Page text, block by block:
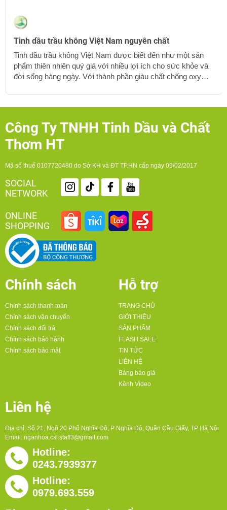
Tinh dầu trầu không Việt Nam nguyên chất
Tinh dầu trầu không Việt Nam được biết đến như một sản
phẩm thiên nhiên quý giá với nhiều lợi ích cho sức khỏe và
đời sống hàng ngày. Với thành phần giàu chất chống oxy
càng được ưa chuộng không chỉ trong việc chăm sóc sức
khỏe mà còn làm đẹp và thanh lọc không khí. Vậy tinh dầu
trầu không Việt Nam nguyên chất có những công dụng gì và
tại sao nên chọn mua sản phẩm này từ các nhà cung cấp uy
tín? 1. Tinh Dầu...
Công Ty TNHH Tinh Dầu và Chất
Thơm HT
Mã số thuế 0107720480 do Sở KH và ĐT TP.HN cấp ngày 09/02/2017
SOCIAL
NETWORK
ONLINE
SHOPPING
Chính sách
Chính sách thanh toán
Chính sách vận chuyển
Chính sách đổi trả
Chính sách bảo hành
Chính sách bảo mật
Hỗ trợ
TRANG CHỦ
GIỚI THIỆU
SẢN PHẨM
FLASH SALE
TIN TỨC
LIÊN HỆ
Bảng báo giá
Kênh Video
Liên hệ
Địa chỉ: Số 21, Ngõ 20 Phố Nghĩa Đô, P Nghĩa Đô, Quận Cầu Giấy, TP Hà Nội
Email: nganhoa.csl.staff3@gmail.com
Hotline:
0243.7939377
Hotline:
0979.693.559